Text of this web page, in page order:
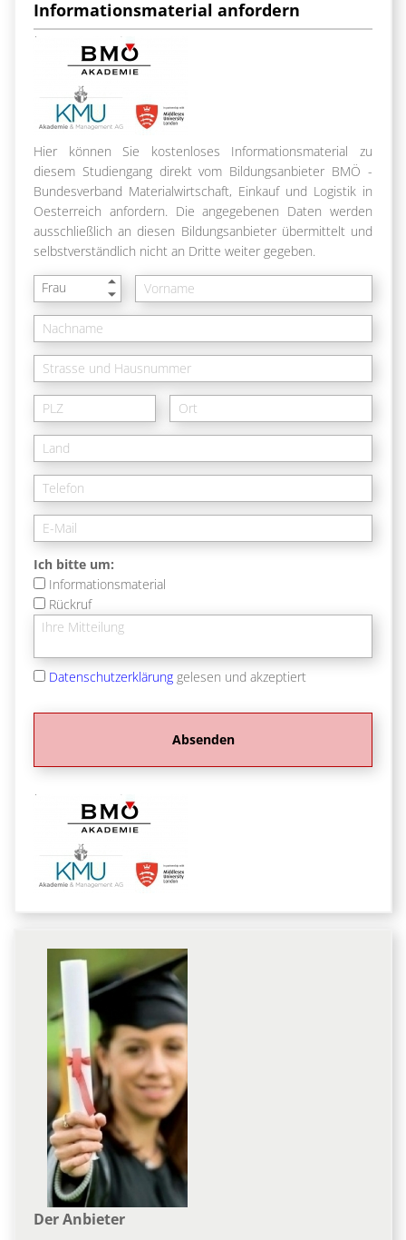
Informationsmaterial anfordern
Hier können Sie kostenloses Informationsmaterial zu
diesem Studiengang direkt vom Bildungsanbieter BMÖ -
Bundesverband Materialwirtschaft, Einkauf und Logistik in
Oesterreich anfordern. Die angegebenen Daten werden
ausschließlich an diesen Bildungsanbieter übermittelt und
selbstverständlich nicht an Dritte weiter gegeben.
Frau
Ich bitte um:
Informationsmaterial
Rückruf
Datenschutzerklärung gelesen und akzeptiert
Der Anbieter